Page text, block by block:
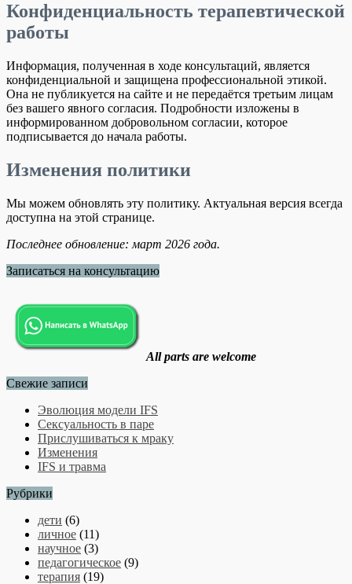
Конфиденциальность терапевтической
работы
Информация, полученная в ходе консультаций, является
конфиденциальной и защищена профессиональной этикой.
Она не публикуется на сайте и не передаётся третьим лицам
без вашего явного согласия. Подробности изложены в
информированном добровольном согласии, которое
подписывается до начала работы.
Изменения политики
Мы можем обновлять эту политику. Актуальная версия всегда
доступна на этой странице.
Последнее обновление: март 2026 года.
Записаться на консультацию
All parts are welcome
Свежие записи
Эволюция модели IFS
Сексуальность в паре
Прислушиваться к мраку
Изменения
IFS и травма
Рубрики
дети (6)
личное (11)
научное (3)
педагогическое (9)
терапия (19)